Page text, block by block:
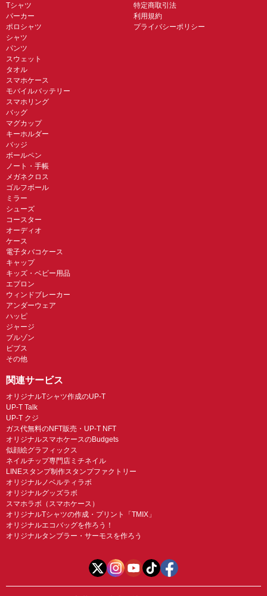
Tシャツ
パーカー
ポロシャツ
シャツ
パンツ
スウェット
タオル
スマホケース
モバイルバッテリー
スマホリング
バッグ
マグカップ
キーホルダー
バッジ
ボールペン
ノート・手帳
メガネクロス
ゴルフボール
ミラー
シューズ
コースター
オーディオ
ケース
電子タバコケース
キャップ
キッズ・ベビー用品
エプロン
ウィンドブレーカー
アンダーウェア
ハッピ
ジャージ
ブルゾン
ビブス
その他
特定商取引法
利用規約
プライバシーポリシー
関連サービス
オリジナルTシャツ作成のUP-T
UP-T Talk
UP-T クジ
ガス代無料のNFT販売・UP-T NFT
オリジナルスマホケースのBudgets
似顔絵グラフィックス
ネイルチップ専門店ミチネイル
LINEスタンプ制作スタンプファクトリー
オリジナルノベルティラボ
オリジナルグッズラボ
スマホラボ（スマホケース）
オリジナルTシャツの作成・プリント「TMIX」
オリジナルエコバッグを作ろう！
オリジナルタンブラー・サーモスを作ろう